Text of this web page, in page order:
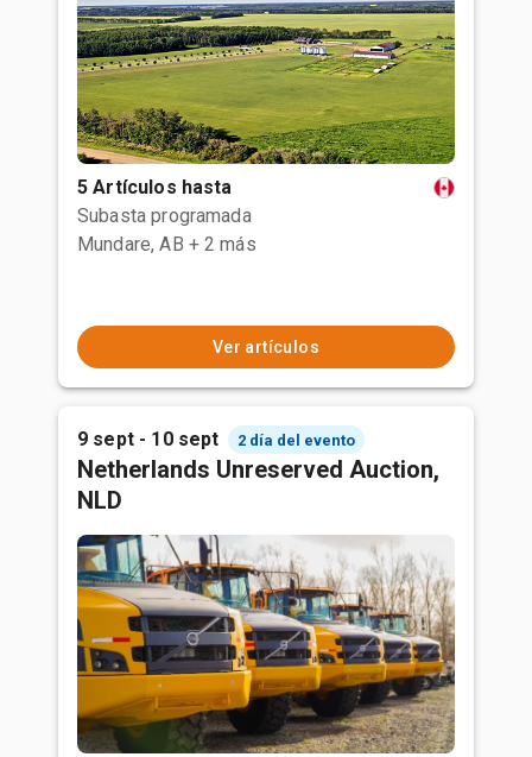
5 Artículos hasta
Subasta programada
Mundare, AB + 2 más
Ver artículos
9 sept - 10 sept 2 día del evento
Netherlands Unreserved Auction,
NLD